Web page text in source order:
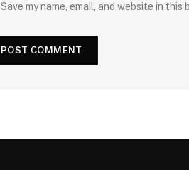
Save my name, email, and website in